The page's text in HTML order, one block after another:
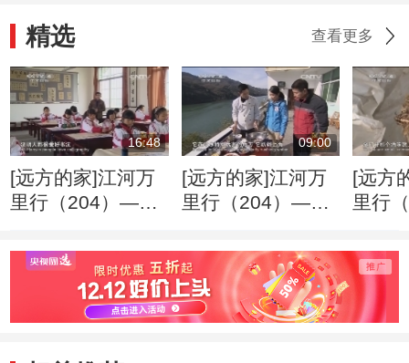
方的家》
方的
精选 查看更多
16:48
[远方的家]江河万
里行（204）——
代传
09:00
[远方的家]江河万
里行（204）——
美食
[远方
里行
家院